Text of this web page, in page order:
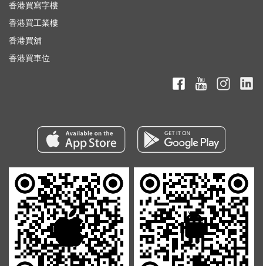
香港買寫字樓
香港買工業樓
香港買舖
香港買車位